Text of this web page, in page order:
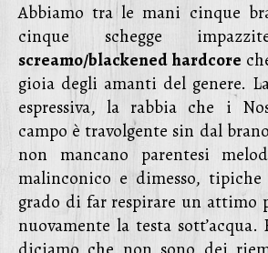
Abbiamo tra le mani cinque
cinque schegge
screamo/blackened hardcore
gioia degli amanti del genere.
espressiva, la rabbia che i
campo è travolgente sin dal
non mancano parentesi
malinconico e dimesso,
grado di far respirare un attimo
nuovamente la testa